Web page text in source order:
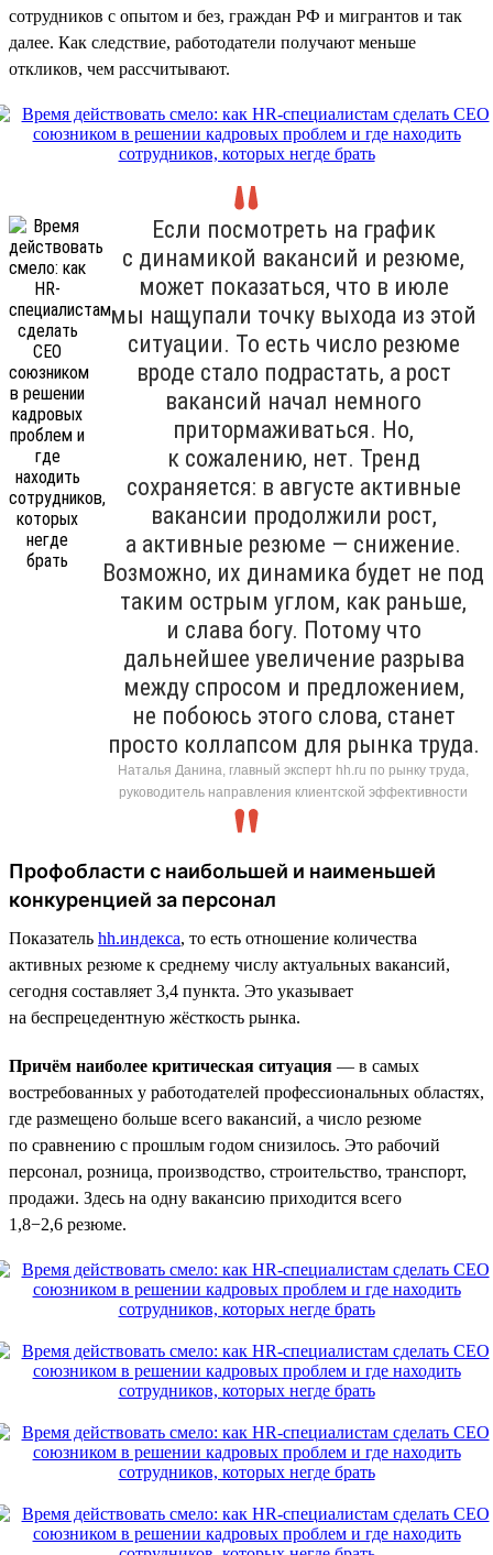
сотрудников с опытом и без, граждан РФ и мигрантов и так
далее. Как следствие, работодатели получают меньше
откликов, чем рассчитывают.
Если посмотреть на график
с динамикой вакансий и резюме,
может показаться, что в июле
мы нащупали точку выхода из этой
ситуации. То есть число резюме
вроде стало подрастать, а рост
вакансий начал немного
притормаживаться. Но,
к сожалению, нет. Тренд
сохраняется: в августе активные
вакансии продолжили рост,
а активные резюме — снижение.
Возможно, их динамика будет не под
таким острым углом, как раньше,
и слава богу. Потому что
дальнейшее увеличение разрыва
между спросом и предложением,
не побоюсь этого слова, станет
просто коллапсом для рынка труда.
Наталья Данина, главный эксперт hh.ru по рынку труда,
руководитель направления клиентской эффективности
Профобласти с наибольшей и наименьшей
конкуренцией за персонал
Показатель hh.индекса, то есть отношение количества
активных резюме к среднему числу актуальных вакансий,
сегодня составляет 3,4 пункта. Это указывает
на беспрецедентную жёсткость рынка.
Причём наиболее критическая ситуация — в самых
востребованных у работодателей профессиональных областях,
где размещено больше всего вакансий, а число резюме
по сравнению с прошлым годом снизилось. Это рабочий
персонал, розница, производство, строительство, транспорт,
продажи. Здесь на одну вакансию приходится всего
1,8−2,6 резюме.